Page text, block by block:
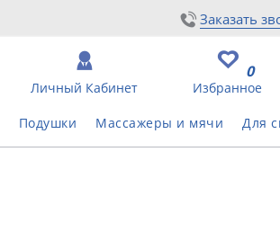
Заказать
Избранное
0
Личный Кабинет
Подушки Массажеры и мячи Для